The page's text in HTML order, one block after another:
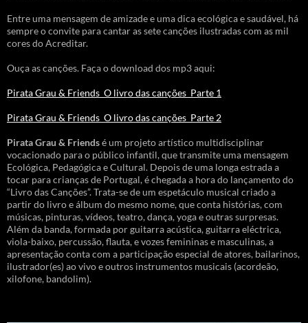
Entre uma mensagem de amizade e uma dica ecológica e saudável, há
sempre o convite para cantar as sete canções ilustradas com as mil
cores do Acreditar.
Ouça as canções. Faça o download dos mp3 aqui:
Pirata Grau & Friends_O livro das canções_Parte 1
Pirata Grau & Friends_O livro das canções_Parte 2
Pirata Grau & Friendsé um projeto artístico multidisciplinar
vocacionado para o público infantil, que transmite uma mensagem
Ecológica, Pedagógica e Cultural. Depois de uma longa estrada a
tocar para crianças de Portugal, é chegada a hora do lançamento do
“Livro das Canções”. Trata-se de um espetáculo musical criado a
partir do livro e álbum do mesmo nome, que conta histórias, com
músicas, pinturas, vídeos, teatro, dança, yoga e outras surpresas.
Além da banda, formada por guitarra acústica, guitarra eléctrica,
viola-baixo, percussão, flauta, e vozes femininas e masculinas, a
apresentação conta com a participação especial de atores, bailarinos,
ilustrador(es) ao vivo e outros instrumentos musicais (acordeão,
xilofone, bandolim).